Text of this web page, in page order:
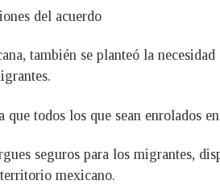
del acuerdo
también se planteó la
todos los que sean enrolados
seguros para los migrantes,
mexicano.